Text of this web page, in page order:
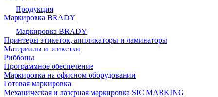
Продукция
Маркировка BRADY
Маркировка BRADY
Принтеры этикеток, аппликаторы и ламинаторы
Материалы и этикетки
Риббоны
Программное обеспечение
Маркировка на офисном оборудовании
Готовая маркировка
Механическая и лазерная маркировка SIC MARKING